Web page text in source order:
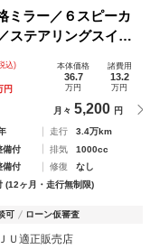
ラー／６スピーカ
ステアリングスイッ
込)
円
本体価格
36.7
万円
諸費用
13.2
万円
月々 5,200 円
走行
3.4万km
備付 排気
1000cc
備付 修復
なし
(12ヶ月・走行無制限)
可 ローン仮審査
Ｕ適正販売店